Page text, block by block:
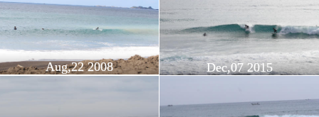
Aug,22 2008 Dec,07 2015